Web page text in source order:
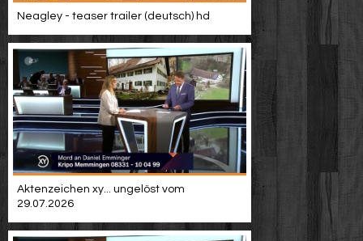
Neagley - teaser trailer (deutsch) hd
Aktenzeichen xy... ungelöst vom
29.07.2026